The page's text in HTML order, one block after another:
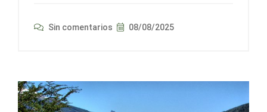
Sin comentarios 08/08/2025